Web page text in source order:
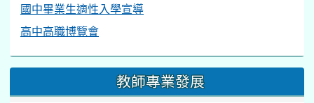
國中畢業生適性入學宣導
高中高職博覽會
教師專業發展